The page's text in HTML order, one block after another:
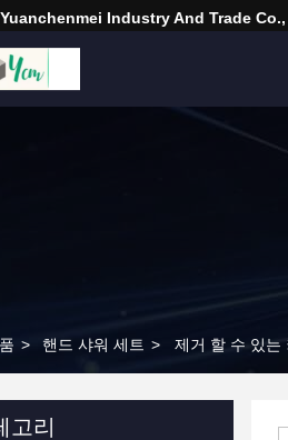
Industry And Trade
> 핸드 샤워 세트 > 제거 할 수 있는
고리